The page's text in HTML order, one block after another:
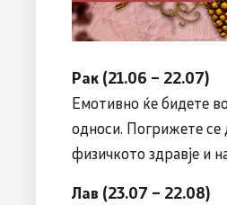
Рак (21.06 – 22.07)
Емотивно ќе бидете
односи. Погрижете се
физичкото здравје и
Лав (23.07 – 22.08)